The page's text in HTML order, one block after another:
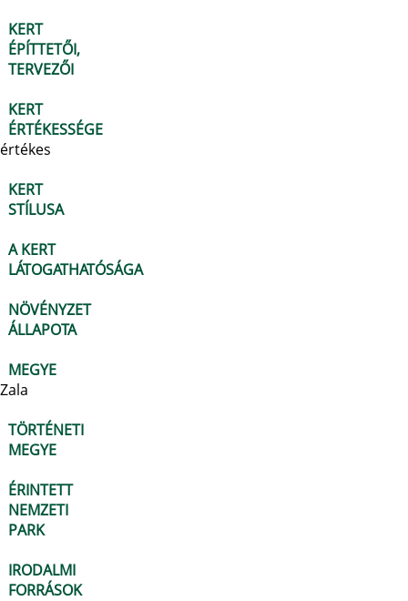
KERT
ÉPÍTTETŐI,
TERVEZŐI
KERT
ÉRTÉKESSÉGE
értékes
KERT
STÍLUSA
A KERT
LÁTOGATHATÓSÁGA
NÖVÉNYZET
ÁLLAPOTA
MEGYE
Zala
TÖRTÉNETI
MEGYE
ÉRINTETT
NEMZETI
PARK
IRODALMI
FORRÁSOK